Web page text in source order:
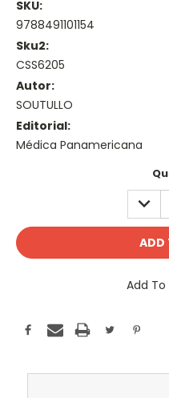
SKU:
9788491101154
Sku2:
CSS6205
Autor:
SOUTULLO
Editorial:
Médica Panamericana
Add To